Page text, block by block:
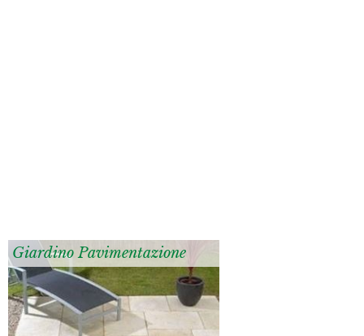
Giardino Pavimentazione